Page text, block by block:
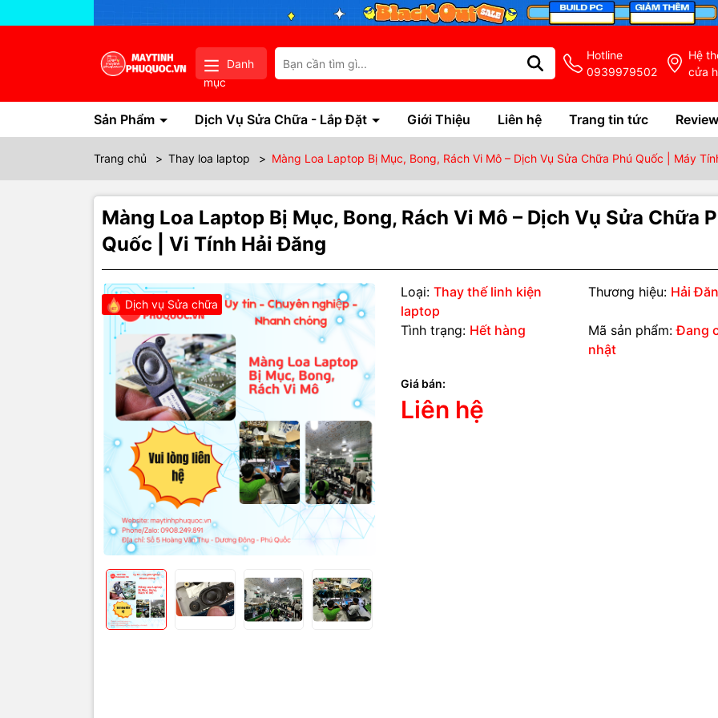
Danh
mục
Hotline
0939979502
Hệ
cửa
Sản Phẩm Dịch Vụ Sửa Chữa - Lắp Đặt Giới Thiệu Liên hệ Trang tin tức Review
Trang chủ > Thay loa laptop > Màng Loa Laptop Bị Mục, Bong, Rách Vi Mô – Dịch Vụ Sửa Chữa Phú Quốc | Máy
Màng Loa Laptop Bị Mục, Bong, Rách Vi Mô – Dịch Vụ Sửa Chữa
Quốc | Vi Tính Hải Đăng
Dịch vụ Sửa chữa
Loại: Thay thế linh kiện
laptop
Thương hiệu: Hải
Tình trạng: Hết hàng Mã sản phẩm: Đang
nhật
Giá bán:
Liên hệ
Thông số kỹ thuật
🔊⚠️ Màng Loa Laptop Bị Mục, Bong, Rách
Mô – Nguyên Nhân & Dịch Vụ Thay Loa
Tại Phú Quốc 💻🔧
Giới thiệu tình trạng
Laptop của bạn phát âm thanh bị rè nhẹ, méo tiếng, nghe không còn trong như
chỉnh âm lượng vừa phải? Khi mở nhạc hoặc xem video, bạn nghe thấy tiếng xé,